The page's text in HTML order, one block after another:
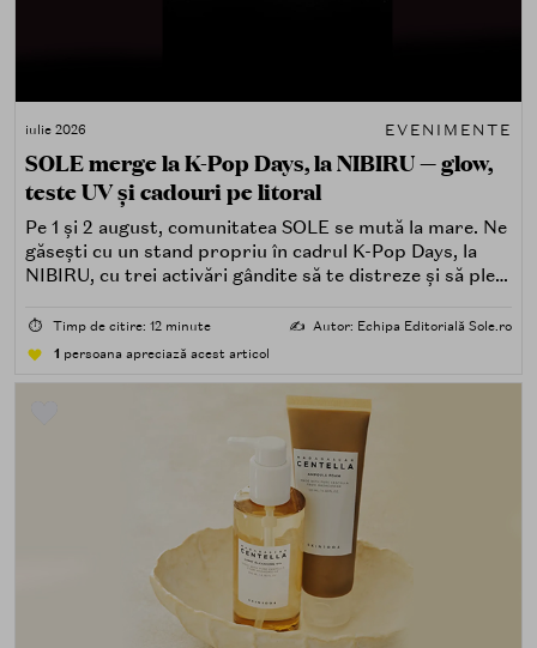
iulie 2026 EVENIMENTE
SOLE merge la K-Pop Days, la NIBIRU — glow,
teste UV și cadouri pe litoral
Pe 1 și 2 august, comunitatea SOLE se mută la mare. Ne
găsești cu un stand propriu în cadrul K-Pop Days, la
NIBIRU, cu trei activări gândite să te distreze și să pleci
⏱️ Timp de citire: 12 minute ✍️ Autor: Echipa Editorială Sole.ro
1 persoana apreciază acest articol